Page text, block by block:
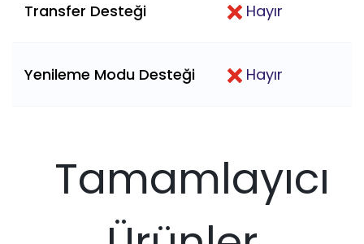
Transfer Desteği Hayır
Yenileme Modu Desteği Hayır
Tamamlayıcı